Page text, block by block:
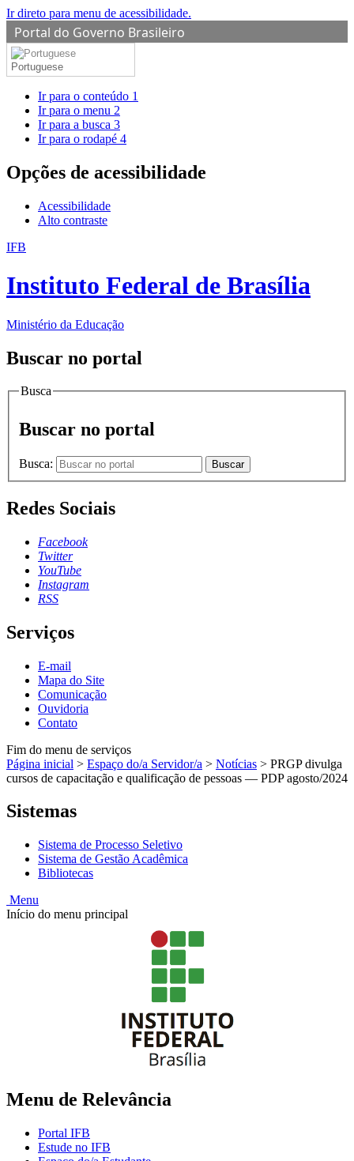
Ir direto para menu de acessibilidade.
Portal do Governo Brasileiro
Portuguese
Ir para o conteúdo 1
Ir para o menu 2
Ir para a busca 3
Ir para o rodapé 4
Opções de acessibilidade
Acessibilidade
Alto contraste
IFB
Instituto Federal de Brasília
Ministério da Educação
Buscar no portal
Busca
Buscar no portal
Busca: Buscar
Redes Sociais
Facebook
Twitter
YouTube
Instagram
RSS
Serviços
E-mail
Mapa do Site
Comunicação
Ouvidoria
Contato
Fim do menu de serviços
Página inicial > Espaço do/a Servidor/a > Notícias > PRGP divulga
cursos de capacitação e qualificação de pessoas — PDP agosto/2024
Sistemas
Sistema de Processo Seletivo
Sistema de Gestão Acadêmica
Bibliotecas
Menu
Início do menu principal
Menu de Relevância
Portal IFB
Estude no IFB